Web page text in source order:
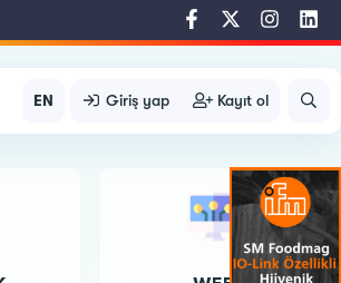
EN Giriş yap Kayıt ol